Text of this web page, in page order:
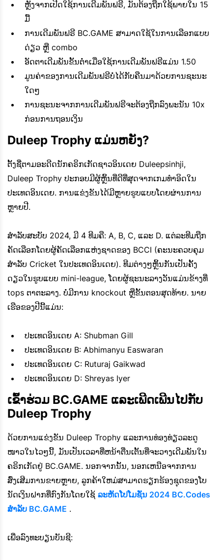
ຫຼັງຈາກເປີດໃຊ້ການເດີມພັນຟຣີ, ມັນຕ້ອງຖືກໃຊ້ພາຍໃນ 15
ມື້
ການເດີມພັນຟຣີ BC.GAME ສາມາດໃຊ້ໃນການເລືອກແບບ
ດ່ຽວ ຫຼື combo
ອັດຕາເດີມພັນຂັ້ນຕ່ໍາເມື່ອໃຊ້ການເດີມພັນຟຣີແມ່ນ 1.50
ມູນຄ່າຂອງການເດີມພັນຟຣີບໍ່ໄດ້ກັບຄືນມາດ້ວຍການຊະນະ
ໃດໆ
ການຊະນະຈາກການເດີມພັນຟຣີຈະຕ້ອງຖືກລົງພະນັນ 10x
ກ່ອນການຖອນເງິນ
Duleep Trophy ແມ່ນຫຍັງ?
ຕັ້ງຊື່ຕາມອະດີດນັກຄຣິກເກັດຊາວອິນເດຍ Duleepsinhji,
Duleep Trophy ປະກອບມີຜູ້ຫຼິ້ນທີ່ດີທີ່ສຸດຈາກເກມທໍາອິດໃນ
ປະເທດອິນເດຍ. ການ​ແຂ່ງ​ຂັນ​ໄດ້​ມີ​ຫຼາຍ​ຮູບ​ແບບ​ໂດຍ​ຜ່ານ​ການ​
ຫຼາຍ​ປີ​.
ສໍາລັບສະບັບ 2024, ມີ 4 ທີມຄື: A, B, C, ແລະ D. ແຕ່ລະທີມຖືກ
ຄັດເລືອກໂດຍຜູ້ຄັດເລືອກແຫ່ງຊາດຂອງ BCCI (ຄະນະຄວບຄຸມ
ສໍາລັບ Cricket ໃນປະເທດອິນເດຍ). ທີມຕ່າງໆຫຼິ້ນກັນເປັນຄັ້ງ
ດຽວໃນຮູບແບບ mini-league, ໂດຍຜູ້ຊະນະລາງວັນແມ່ນຂ້າງທີ່
tops ຕາຕະລາງ. ບໍ່ມີການ knockout ຫຼືຂັ້ນຕອນສຸດທ້າຍ. ນາຍ​
ເຮືອ​ຂອງ​ປີ​ນີ້​ແມ່ນ​:
ປະເທດອິນເດຍ A: Shubman Gill
ປະເທດອິນເດຍ B: Abhimanyu Easwaran
ປະເທດອິນເດຍ C: Ruturaj Gaikwad
ປະເທດອິນເດຍ D: Shreyas Iyer
ເຂົ້າຮ່ວມ BC.GAME ແລະເພີດເພີນໄປກັບ
Duleep Trophy
ດ້ວຍການແຂ່ງຂັນ Duleep Trophy ແລະການທ່ອງທ່ຽວລະດູ
ໜາວໃນໄວໆນີ້, ມັນເປັນເວລາທີ່ຫນ້າຕື່ນເຕັ້ນທີ່ຈະວາງເດີມພັນໃນ
ຄຣິກເກັດຢູ່ BC.GAME. ນອກຈາກນັ້ນ, ນອກເຫນືອຈາກການ
ສົ່ງເສີມການຂາຍຫຼາຍ, ລູກຄ້າໃຫມ່ສາມາດຮຽກຮ້ອງຊຸດຂອງໂບ
ນັດເງິນຝາກທີ່ກົງກັນໂດຍໃຊ້ ລະຫັດໂປໂມຊັ່ນ 2024 BC.Codes
ສໍາລັບ BC.GAME .
ເພື່ອລົງທະບຽນບັນຊີ: